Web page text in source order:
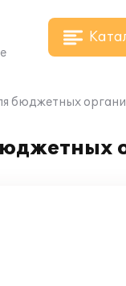
бюджетных